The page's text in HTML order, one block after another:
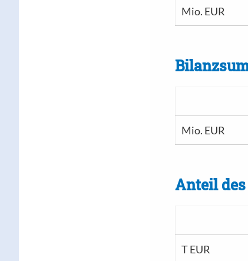
Mio. EUR
Mio. EUR
Anteil
T EUR